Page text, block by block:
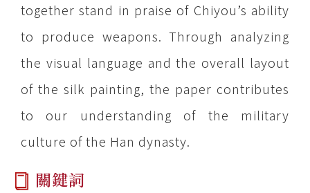
together stand in praise of Chiyou’s ability
to produce weapons. Through analyzing
the visual language and the overall layout
of the silk painting, the paper contributes
to our understanding of the military
culture of the Han dynasty.
關鍵詞